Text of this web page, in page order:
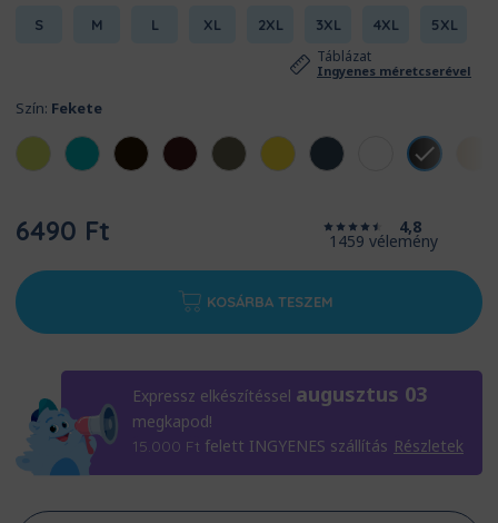
S M L XL 2XL 3XL 4XL 5XL
Táblázat
Ingyenes méretcserével
Szín: Fekete
6490 Ft 4,8
1459 vélemény
KOSÁRBA TESZEM
Expressz elkészítéssel augusztus 03
megkapod!
15.000 Ft felett INGYENES szállítás Részletek